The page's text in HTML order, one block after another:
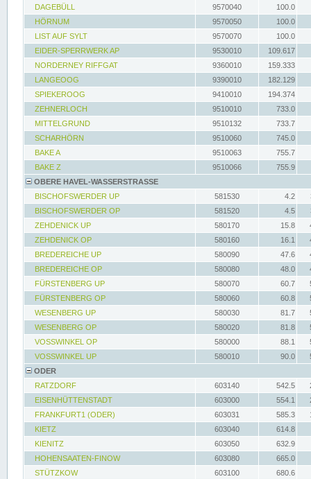
DAGEBÜLL 9570040
100.0
HÖRNUM
9570050
100.0
LIST AUF SYLT
9570070
100.0
EIDER-SPERRWERK AP
9530010
109.617
NORDERNEY RIFFGAT
9360010
159.333
LANGEOOG
9390010
182.129
SPIEKEROOG
9410010
194.374
ZEHNERLOCH
9510010
733.0
MITTELGRUND
9510132
733.7
SCHARHÖRN
9510060
745.0
BAKE A
9510063
755.7
BAKE Z
9510066
755.9
OBERE HAVEL-WASSERSTRASSE
BISCHOFSWERDER UP
581530 4.2
BISCHOFSWERDER OP
581520 4.5
ZEHDENICK UP
580170 15.8
ZEHDENICK OP
580160 16.1
BREDEREICHE UP
580090 47.6
BREDEREICHE OP
580080 48.0
FÜRSTENBERG UP
580070 60.7
FÜRSTENBERG OP
580060 60.8
WESENBERG UP
580030 81.7
WESENBERG OP
580020 81.8
VOSSWINKEL OP
580000 88.1
VOSSWINKEL UP
580010 90.0
ODER
RATZDORF
603140 542.5
EISENHÜTTENSTADT
603000 554.1
FRANKFURT1 (ODER)
603031 585.3
KIETZ
603040
614.8
KIENITZ
603050
632.9
HOHENSAATEN-FINOW
603080
665.0
STÜTZKOW
603100
680.6